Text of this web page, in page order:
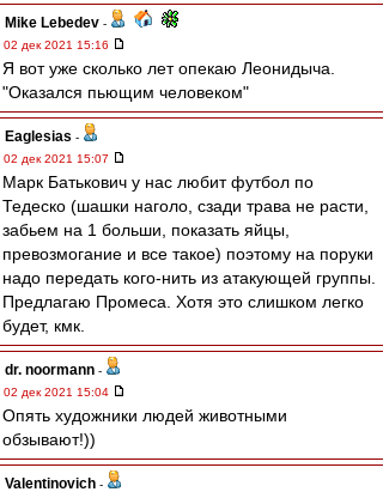
Mike Lebedev -
02 дек 2021 15:16
Я вот уже сколько лет опекаю Леонидыча.
"Оказался пьющим человеком"
Eaglesias -
02 дек 2021 15:07
Марк Батькович у нас любит футбол по
Тедеско (шашки наголо, сзади трава не расти,
забьем на 1 больши, показать яйцы,
превозмогание и все такое) поэтому на поруки
надо передать кого-нить из атакующей группы.
Предлагаю Промеса. Хотя это слишком легко
будет, кмк.
dr. noormann -
02 дек 2021 15:04
Опять художники людей животными
обзывают!))
Valentinovich -